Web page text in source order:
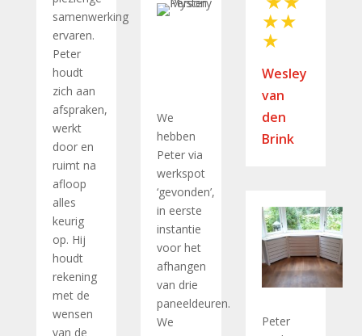
Wesley
van
den
Brink
samenwerking
ervaren.
Peter
houdt
zich aan
afspraken,
werkt
door en
ruimt na
afloop
alles
keurig
op. Hij
houdt
rekening
met de
wensen
van de
We
hebben
Peter via
werkspot
‘gevonden’,
in eerste
instantie
voor het
afhangen
van drie
paneeldeuren.
We
Peter